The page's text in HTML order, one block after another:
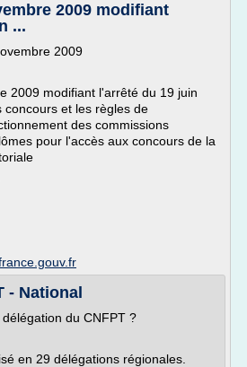
2009 modifiant
...
2009
2009 modifiant l'arrêté du 19 juin
concours et les règles de
des commissions
pour l'accès aux concours de la
- National
du CNFPT ?
en 29 délégations régionales.